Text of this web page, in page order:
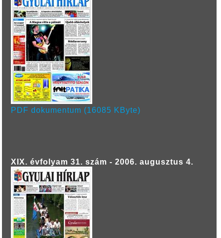
PDF dokumentum (16085 KByte)
XIX. évfolyam 31. szám - 2006. augusztus 4.